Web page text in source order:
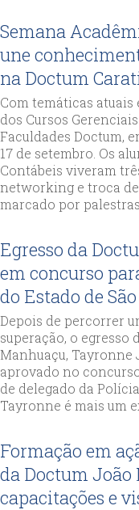
Semana
une
na Doctum
Com temáticas atuais
dos Cursos
Faculdades Doctum,
17 de setembro. Os
Contábeis viveram
networking e troca
marcado por
Egresso da
em concurso
do Estado de
Depois de percorrer
superação, o egresso
Manhuaçu, Tayronne
aprovado no
de delegado da
Tayronne é mais um
Formação em
da Doctum
capacitações e